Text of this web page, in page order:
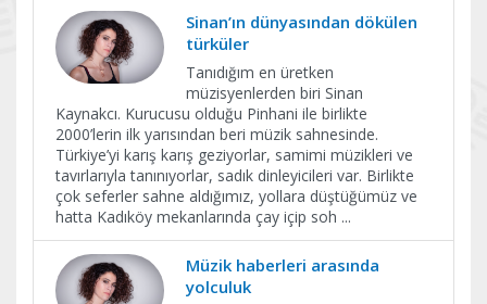
Sinan’ın dünyasından dökülen
türküler
Tanıdığım en üretken
müzisyenlerden biri Sinan
Kaynakcı. Kurucusu olduğu Pinhani ile birlikte
2000’lerin ilk yarısından beri müzik sahnesinde.
Türkiye’yi karış karış geziyorlar, samimi müzikleri ve
tavırlarıyla tanınıyorlar, sadık dinleyicileri var. Birlikte
çok seferler sahne aldığımız, yollara düştüğümüz ve
hatta Kadıköy mekanlarında çay içip soh ...
Müzik haberleri arasında
yolculuk